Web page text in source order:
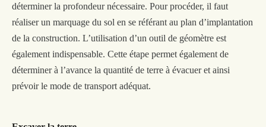
déterminer la profondeur nécessaire. Pour procéder, il faut
réaliser un marquage du sol en se référant au plan d’implantation
de la construction. L’utilisation d’un outil de géomètre est
également indispensable. Cette étape permet également de
déterminer à l’avance la quantité de terre à évacuer et ainsi
prévoir le mode de transport adéquat.